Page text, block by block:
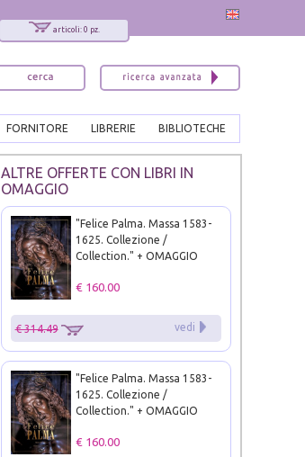
articoli: 0 pz.
BIBLIOTECHE
LIBRERIE
FORNITORE
ALTRE OFFERTE CON LIBRI IN
OMAGGIO
"Felice Palma. Massa 1583-
1625. Collezione /
Collection." + OMAGGIO
€ 160.00
vedi
€ 314.49
"Felice Palma. Massa 1583-
1625. Collezione /
Collection." + OMAGGIO
€ 160.00